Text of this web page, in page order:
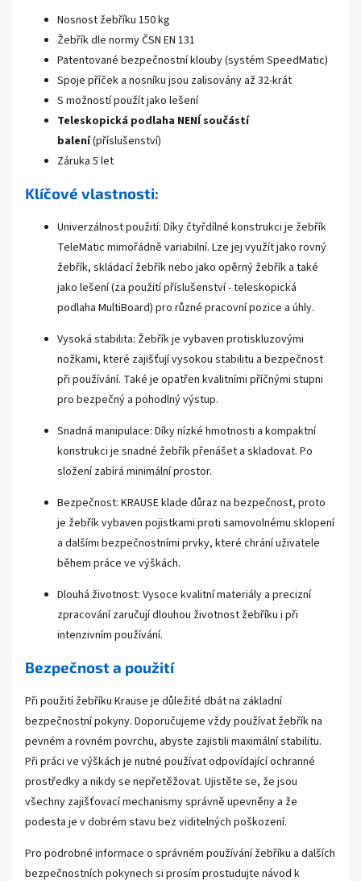
Nosnost žebříku 150 kg
Žebřík dle normy ČSN EN 131
Patentované bezpečnostní klouby (systém SpeedMatic)
Spoje příček a nosníku jsou zalisovány až 32-krát
S možností použít jako lešení
Teleskopická podlaha NENÍ součástí
balení(příslušenství)
Záruka 5 let
Klíčové vlastnosti:
Univerzálnost použití: Díky čtyřdílné konstrukci je žebřík
TeleMatic mimořádně variabilní. Lze jej využít jako rovný
žebřík, skládací žebřík nebo jako opěrný žebřík a také
jako lešení (za použití příslušenství - teleskopická
podlaha MultiBoard) pro různé pracovní pozice a úhly.
Vysoká stabilita: Žebřík je vybaven protiskluzovými
nožkami, které zajišťují vysokou stabilitu a bezpečnost
při používání. Také je opatřen kvalitními příčnými stupni
pro bezpečný a pohodlný výstup.
Snadná manipulace: Díky nízké hmotnosti a kompaktní
konstrukci je snadné žebřík přenášet a skladovat. Po
složení zabírá minimální prostor.
Bezpečnost: KRAUSE klade důraz na bezpečnost, proto
je žebřík vybaven pojistkami proti samovolnému sklopení
a dalšími bezpečnostními prvky, které chrání uživatele
během práce ve výškách.
Dlouhá životnost: Vysoce kvalitní materiály a precizní
zpracování zaručují dlouhou životnost žebříku i při
intenzivním používání.
Bezpečnost a použití
Při použití žebříku Krause je důležité dbát na základní
bezpečnostní pokyny. Doporučujeme vždy používat žebřík na
pevném a rovném povrchu, abyste zajistili maximální stabilitu.
Při práci ve výškách je nutné používat odpovídající ochranné
prostředky a nikdy se nepřetěžovat. Ujistěte se, že jsou
všechny zajišťovací mechanismy správně upevněny a že
podesta je v dobrém stavu bez viditelných poškození.
Pro podrobné informace o správném používání žebříku a dalších
bezpečnostních pokynech si prosím prostudujte návod k